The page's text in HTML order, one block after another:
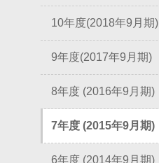
10年度(2018年9月期)
9年度(2017年9月期)
8年度 (2016年9月期)
7年度 (2015年9月期)
6年度 (2014年9月期)